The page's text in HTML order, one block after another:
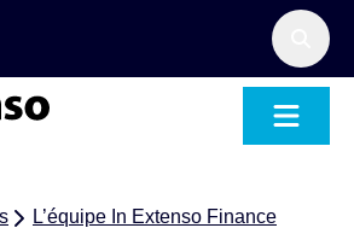
L’équipe In Extenso Finance